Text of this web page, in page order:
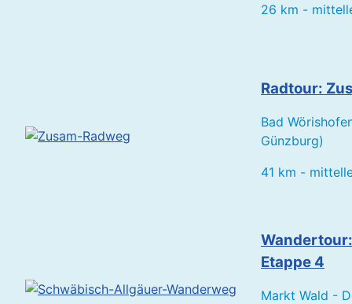
26 km -
Radtour:
Bad
Günzburg)
41 km -
Etappe 4
Markt Wald -